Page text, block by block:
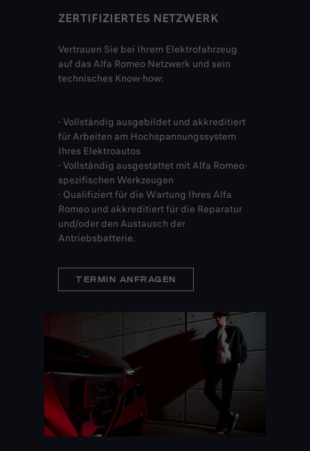
ZERTIFIZIERTES NETZWERK
Vertrauen Sie bei Ihrem Elektrofahrzeug
auf das Alfa Romeo Netzwerk und sein
technisches Know-how:
- Vollständig ausgebildet und akkreditiert
für Arbeiten am Hochspannungssystem
Ihres Elektroautos
- Vollständig ausgestattet mit Alfa Romeo-
spezifischen Werkzeugen
- Qualifiziert für die Wartung Ihres Alfa
Romeo und akkreditiert für die Reparatur
und/oder den Austausch der
Antriebsbatterie.
TERMIN ANFRAGEN